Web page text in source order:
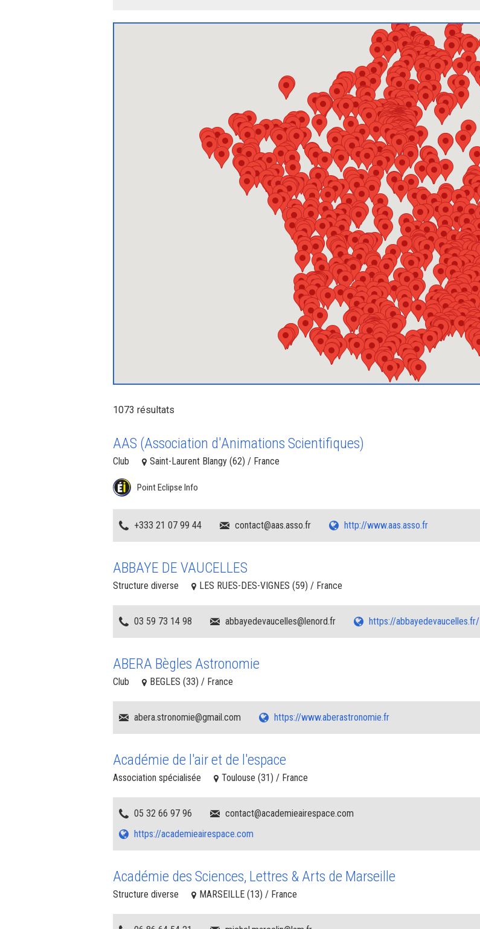
1073 résultats
AAS (Association d'Animations Scientifiques)
Club Saint-Laurent Blangy (62) / France
Point Eclipse Info
+333 21 07 99 44 contact@aas.asso.fr http://www.aas.asso.fr
ABBAYE DE VAUCELLES
Structure diverse LES RUES-DES-VIGNES (59) / France
03 59 73 14 98 abbayedevaucelles@lenord.fr https://abbayedevaucelles.fr/
ABERA Bègles Astronomie
Club BEGLES (33) / France
abera.stronomie@gmail.com https://www.aberastronomie.fr
Académie de l'air et de l'espace
Association spécialisée Toulouse (31) / France
05 32 66 97 96
contact@academieairespace.com
https://academieairespace.com
Académie des Sciences, Lettres & Arts de Marseille
Structure diverse MARSEILLE (13) / France